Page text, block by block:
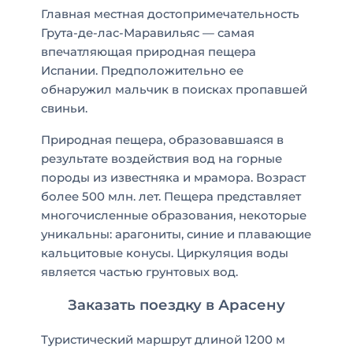
Главная местная достопримечательность
Грута-де-лас-Маравильяс — самая
впечатляющая природная пещера
Испании. Предположительно ее
обнаружил мальчик в поисках пропавшей
свиньи.
Природная пещера, образовавшаяся в
результате воздействия вод на горные
породы из известняка и мрамора. Возраст
более 500 млн. лет. Пещера представляет
многочисленные образования, некоторые
уникальны: арагониты, синие и плавающие
кальцитовые конусы. Циркуляция воды
является частью грунтовых вод.
Заказать поездку в Арасену
Туристический маршрут длиной 1200 м